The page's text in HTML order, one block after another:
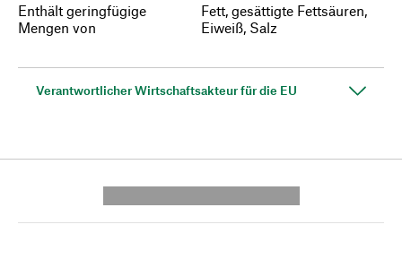
Enthält geringfügige
Mengen von
Fett, gesättigte Fettsäuren,
Eiweiß, Salz
Verantwortlicher Wirtschaftsakteur für die EU